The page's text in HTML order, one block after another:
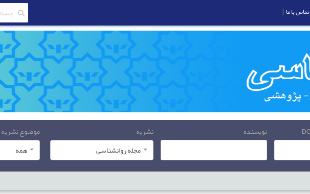
نویسنده
نشریه
مجله روانشناسی
موضوع نشریه
همه
تماس با ما |